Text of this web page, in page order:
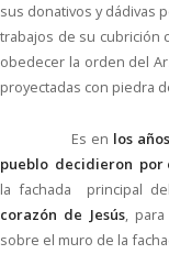
sus donativos y dádivas
trabajos de su cubrición
obedecer la orden del
proyectadas con piedra
Es en los
pueblo decidieron por
la fachada principal
corazón de Jesús,
sobre el muro de la